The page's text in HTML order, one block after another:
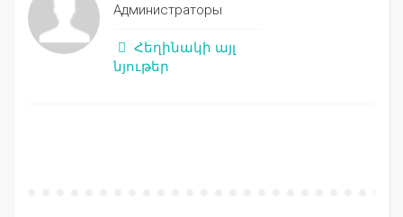
Администраторы
Հեղինակի այլ
նյութեր